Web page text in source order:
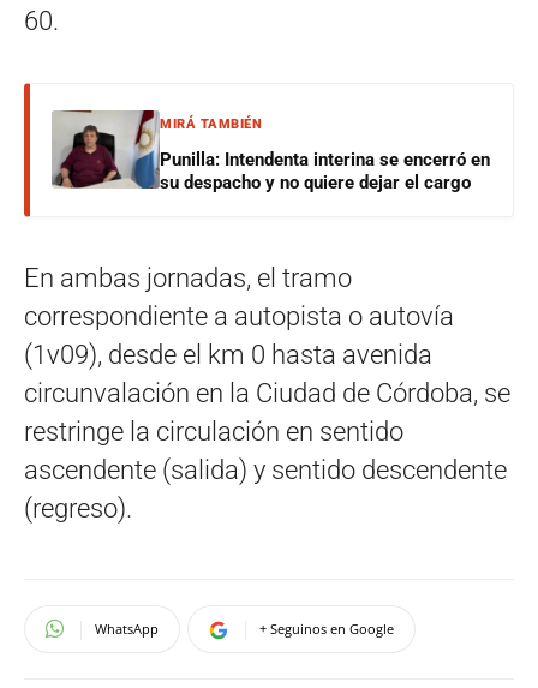
60.
MIRÁ TAMBIÉN
Punilla: Intendenta interina se encerró en
su despacho y no quiere dejar el cargo
En ambas jornadas, el tramo
correspondiente a autopista o autovía
(1v09), desde el km 0 hasta avenida
circunvalación en la Ciudad de Córdoba, se
restringe la circulación en sentido
ascendente (salida) y sentido descendente
(regreso).
WhatsApp + Seguinos en Google